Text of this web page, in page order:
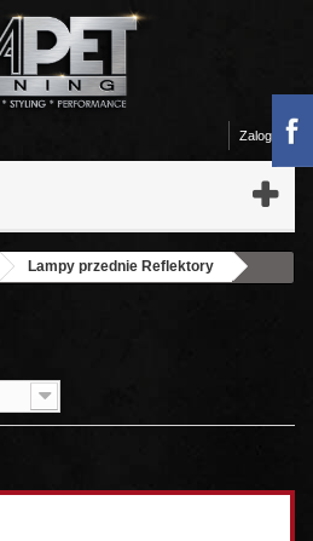
Zaloguj się
Lampy przednie Reflektory